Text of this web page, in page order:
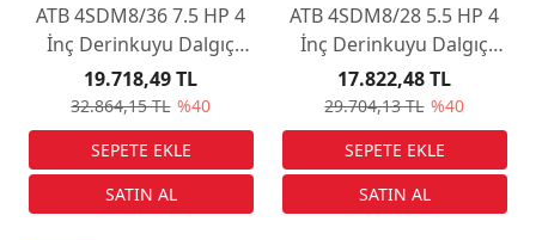
ATB 4SDM8/36 7.5 HP 4
İnç Derinkuyu Dalgıç
Pompa
32.864,15 TL %40
19.718,49 TL
ATB 4SDM8/28 5.5 HP 4
İnç Derinkuyu Dalgıç
Pompa
29.704,13 TL %40
17.822,48 TL